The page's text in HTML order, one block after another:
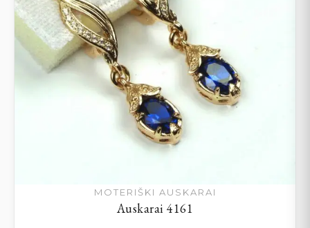
MOTERIŠKI AUSKARAI
Auskarai 4161